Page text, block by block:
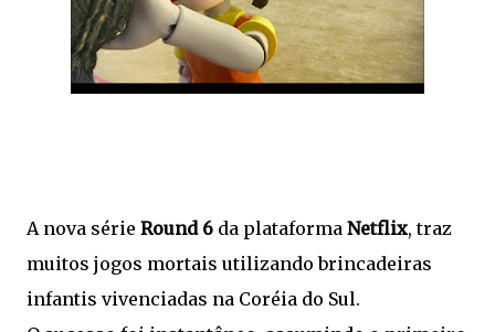
A nova série Round 6 da plataforma Netflix, traz
muitos jogos mortais utilizando brincadeiras
infantis vivenciadas na Coréia do Sul.